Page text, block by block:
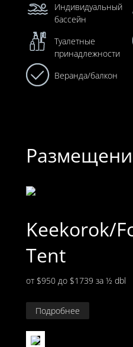
Индивидуальный
бассейн
Туалетные
принадлежности
Веранда/балкон
Keekorok/
Tent
от $950 до $1739 за ½ dbl
Подробнее